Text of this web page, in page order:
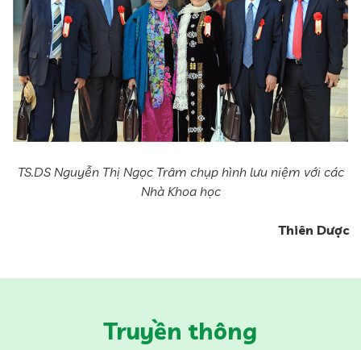
TS.DS Nguyễn Thị Ngọc Trâm chụp hình lưu niệm với các
Nhà Khoa học
Thiên Dược
Truyền thông